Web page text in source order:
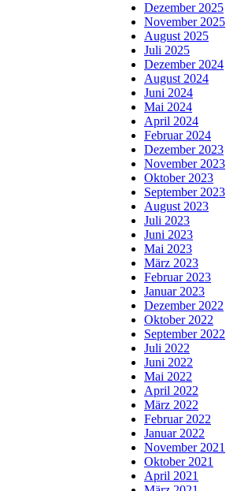
Dezember 2025
November 2025
August 2025
Juli 2025
Dezember 2024
August 2024
Juni 2024
Mai 2024
April 2024
Februar 2024
Dezember 2023
November 2023
Oktober 2023
September 2023
August 2023
Juli 2023
Juni 2023
Mai 2023
März 2023
Februar 2023
Januar 2023
Dezember 2022
Oktober 2022
September 2022
Juli 2022
Juni 2022
Mai 2022
April 2022
März 2022
Februar 2022
Januar 2022
November 2021
Oktober 2021
April 2021